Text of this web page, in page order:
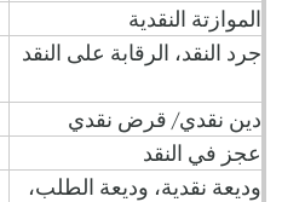
الموازتة النقدية
جرد النقد، الرقابة على النقد
دين نقدي/ قرض نقدي
عجز في النقد
وديعة نقدية، وديعة الطلب،